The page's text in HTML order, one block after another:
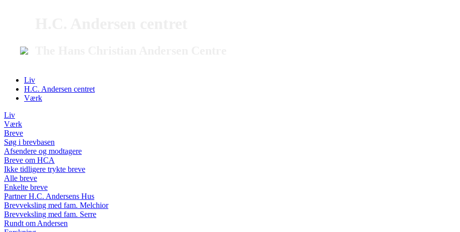
Liv
H.C. Andersen centret
Værk
Liv
Værk
Breve
Søg i brevbasen
Afsendere og modtagere
Breve om HCA
Ikke tidligere trykte breve
Alle breve
Enkelte breve
Partner H.C. Andersens Hus
Brevveksling med fam. Melchior
Brevveksling med fam. Serre
Rundt om Andersen